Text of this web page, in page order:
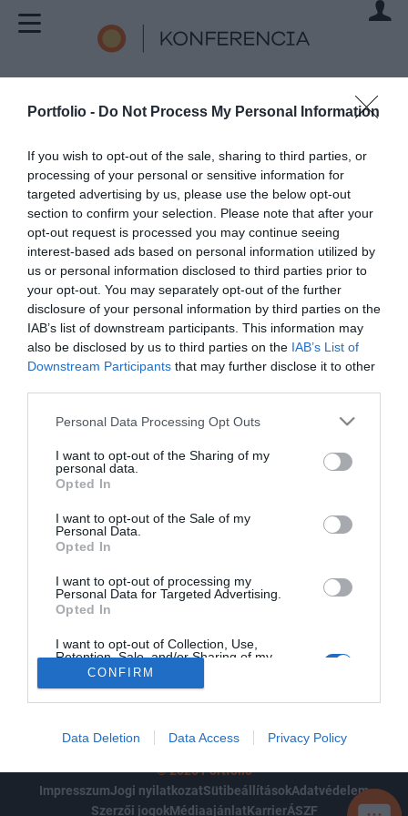
Portfolio - Do Not Process My Personal Information
If you wish to opt-out of the sale, sharing to third parties, or
processing of your personal or sensitive information for
targeted advertising by us, please use the below opt-out
section to confirm your selection. Please note that after your
opt-out request is processed you may continue seeing
interest-based ads based on personal information utilized by
us or personal information disclosed to third parties prior to
your opt-out. You may separately opt-out of the further
disclosure of your personal information by third parties on the
IAB’s list of downstream participants. This information may
also be disclosed by us to third parties on the IAB’s List of
Downstream Participants that may further disclose it to other
Personal Data Processing Opt Outs
I want to opt-out of the Sharing of my
personal data.
Opted In
I want to opt-out of the Sale of my
Personal Data.
Opted In
I want to opt-out of processing my
Personal Data for Targeted Advertising.
Opted In
I want to opt-out of Collection, Use,
Retention, Sale, and/or Sharing of my
Personal Data that Is Unrelated with the
CONFIRM
Data Deletion Data Access Privacy Policy
Bejelentkezés(1/5)
Jelentkezés a
rendezvényre
AGRÁRSZEKTOR KONFERENCIA 2019
2019. DECEMBER 4–5.
Kérjük, adja meg e-mail címét.
E-mail cím
Hozza létre, vagy jelentkezzen be fiókjába, és kezelje jegyeit
egy helyen! Gyorsan és kényelmesen vásárolhat jegyeket
jegyeit, és kihasználhatja csoportos, valamint egyéb
kedvezményeinket. Már van előfizetése a Portfolio csoport
applikációink egyikének? Nem szükséges új fiókot
létrehoznia – itt is használhatja meglévő adatait a
belépéshez!
© 2026 Portfolio
ImpresszumJogi nyilatkozatSütibeállításokAdatvédelem
Szerzői jogokMédiaajánlatKarrierÁSZF